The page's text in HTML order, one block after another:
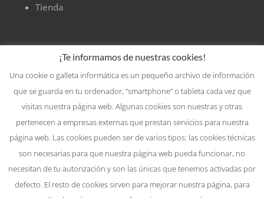
Tienda
¡Te informamos de nuestras cookies!
Una cookie o galleta informática es un pequeño archivo de información
que se guarda en tu ordenador, “smartphone” o tableta cada vez que
visitas nuestra página web. Algunas cookies son nuestras y otras
pertenecen a empresas externas que prestan servicios para nuestra
página web. Las cookies pueden ser de varios tipos: las cookies técnicas
son necesarias para que nuestra página web pueda funcionar, no
necesitan de tu autorización y son las únicas que tenemos activadas por
defecto. El resto de cookies sirven para mejorar nuestra página, para